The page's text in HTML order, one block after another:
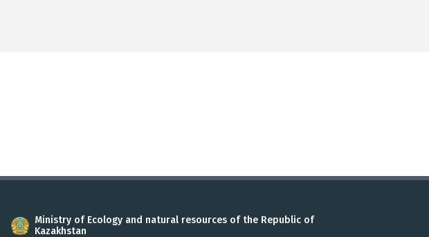
Ministry of Ecology and natural resources of the Republic of
Kazakhstan